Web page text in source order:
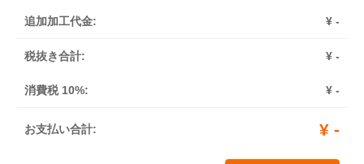
追加加工代金: ¥ -
税抜き合計: ¥ -
消費税 10%: ¥ -
お支払い合計: ¥ -